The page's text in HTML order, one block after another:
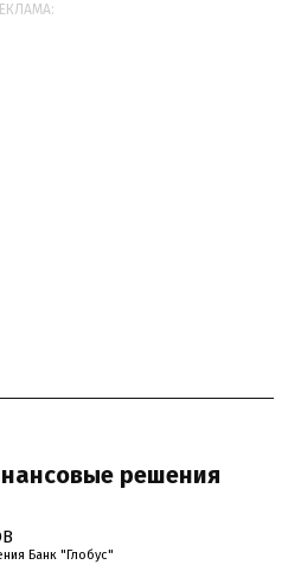
решения
Банк "Глобус"